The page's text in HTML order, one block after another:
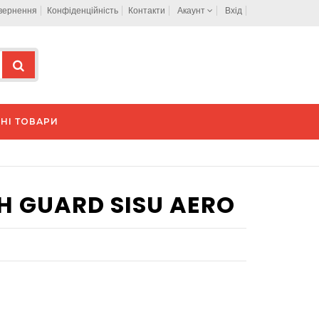
Конфіденційність Контакти Акаунт Вхід
ТОВАРИ
SISU AERO